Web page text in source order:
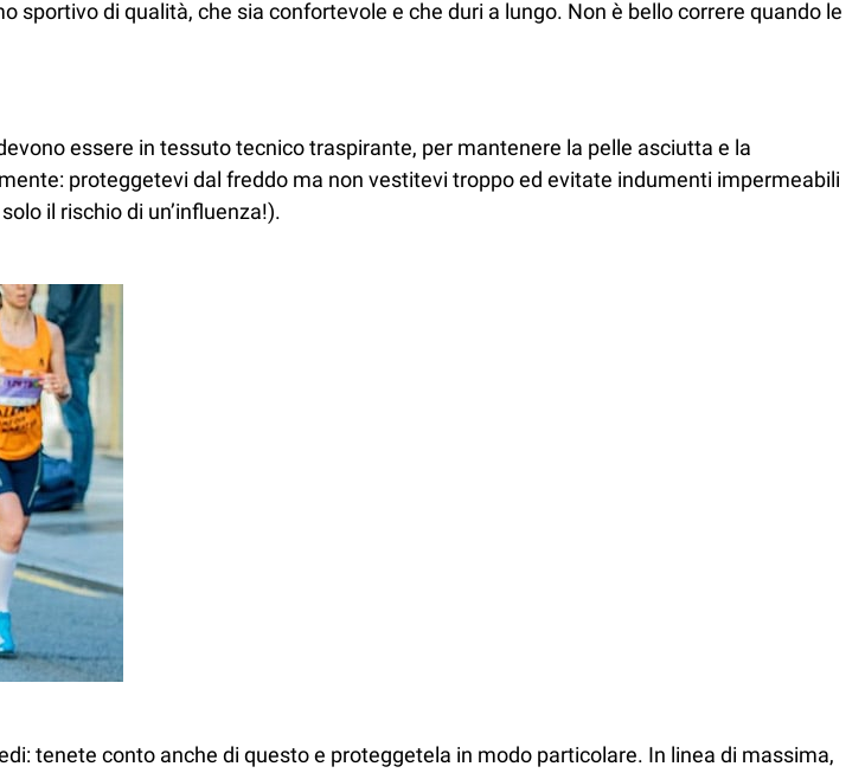
di qualità, che sia confortevole e che duri a lungo. Non è bello correre quando le
essere in tessuto tecnico traspirante, per mantenere la pelle asciutta e la
proteggetevi dal freddo ma non vestitevi troppo ed evitate indumenti impermeabili
il rischio di un’influenza!).
tenete conto anche di questo e proteggetela in modo particolare. In linea di massima,